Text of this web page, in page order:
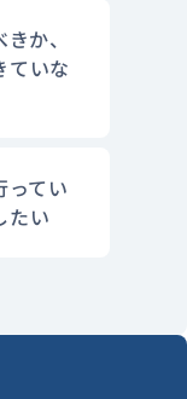
か、
ていな
ってい
たい